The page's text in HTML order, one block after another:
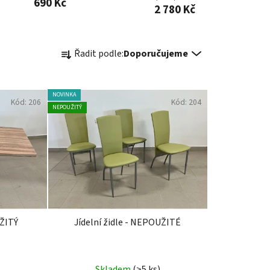
2 780 Kč
a
e
n
p
r
o
d
Řadit podle:Doporučujeme
Kód: 206
NOVINKA
NEPOUŽITÝ
Jídelní židle - NEPOUŽITÉ
Kód: 204